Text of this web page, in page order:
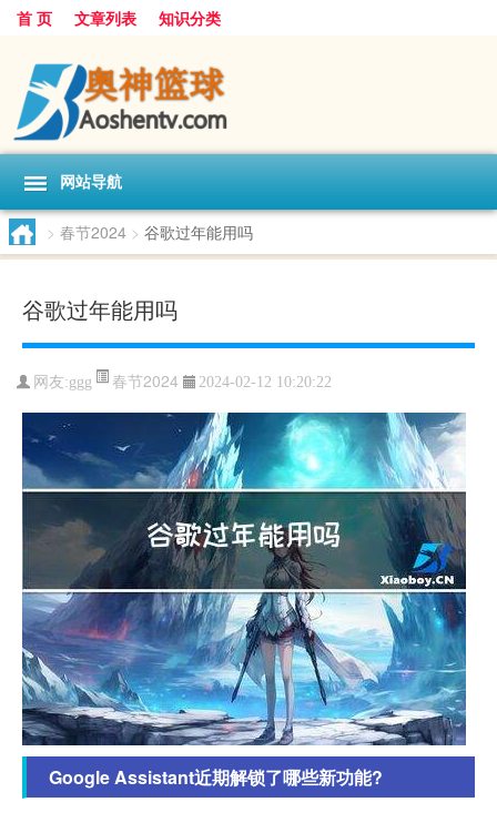
首 页 文章列表 知识分类
网站导航
> 春节2024 > 谷歌过年能用吗
谷歌过年能用吗
网友:ggg 春节2024 2024-02-12 10:20:22
Google Assistant近期解锁了哪些新功能?